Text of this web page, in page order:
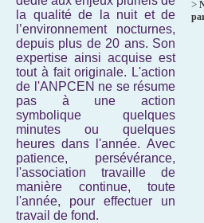
la qualité de la nuit et de
l’environnement nocturnes,
depuis plus de 20 ans. Son
expertise ainsi acquise est
tout à fait originale. L'action
de l'ANPCEN ne se résume
pas à une action
symbolique quelques
minutes ou quelques
heures dans l'année. Avec
patience, persévérance,
l'association travaille de
manière continue, toute
l'année, pour effectuer un
travail de fond.
>